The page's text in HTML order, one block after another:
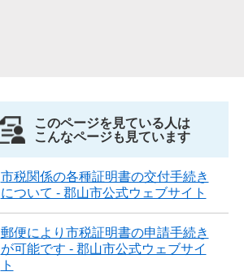
このページを見ている人は
こんなページも見ています
市税関係の各種証明書の交付手続き
について - 郡山市公式ウェブサイト
郵便により市税証明書の申請手続き
が可能です - 郡山市公式ウェブサイ
ト